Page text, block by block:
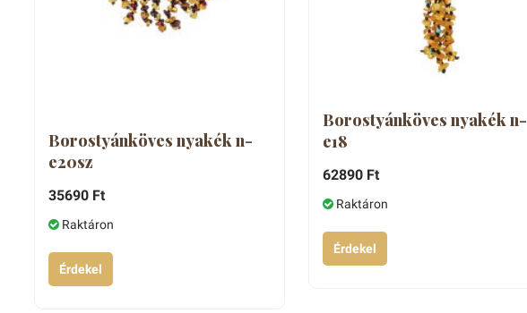
Borostyánköves nyakék n-
e20sz
35690 Ft
Raktáron
Érdekel
Borostyánköves nyakék n-
e18
62890 Ft
Raktáron
Érdekel